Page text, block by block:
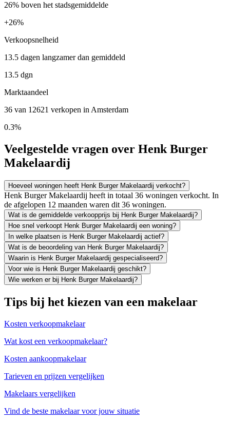
26% boven het stadsgemiddelde
+26%
Verkoopsnelheid
13.5 dagen langzamer dan gemiddeld
13.5 dgn
Marktaandeel
36 van 12621 verkopen in Amsterdam
0.3%
Veelgestelde vragen over Henk Burger
Makelaardij
Hoeveel woningen heeft Henk Burger Makelaardij verkocht?
Henk Burger Makelaardij heeft in totaal 36 woningen verkocht. In
de afgelopen 12 maanden waren dit 36 woningen.
Wat is de gemiddelde verkoopprijs bij Henk Burger Makelaardij?
Hoe snel verkoopt Henk Burger Makelaardij een woning?
In welke plaatsen is Henk Burger Makelaardij actief?
Wat is de beoordeling van Henk Burger Makelaardij?
Waarin is Henk Burger Makelaardij gespecialiseerd?
Voor wie is Henk Burger Makelaardij geschikt?
Wie werken er bij Henk Burger Makelaardij?
Tips bij het kiezen van een makelaar
Kosten verkoopmakelaar
Wat kost een verkoopmakelaar?
Kosten aankoopmakelaar
Tarieven en prijzen vergelijken
Makelaars vergelijken
Vind de beste makelaar voor jouw situatie